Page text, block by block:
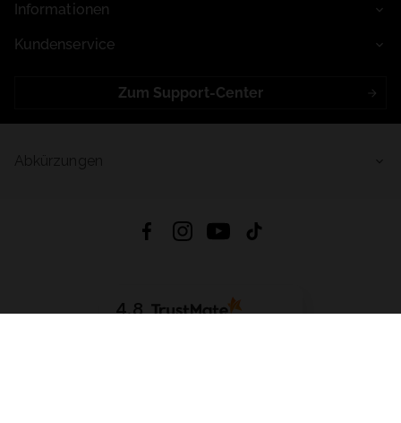
Informationen
Kundenservice
Zum Support-Center
4.8